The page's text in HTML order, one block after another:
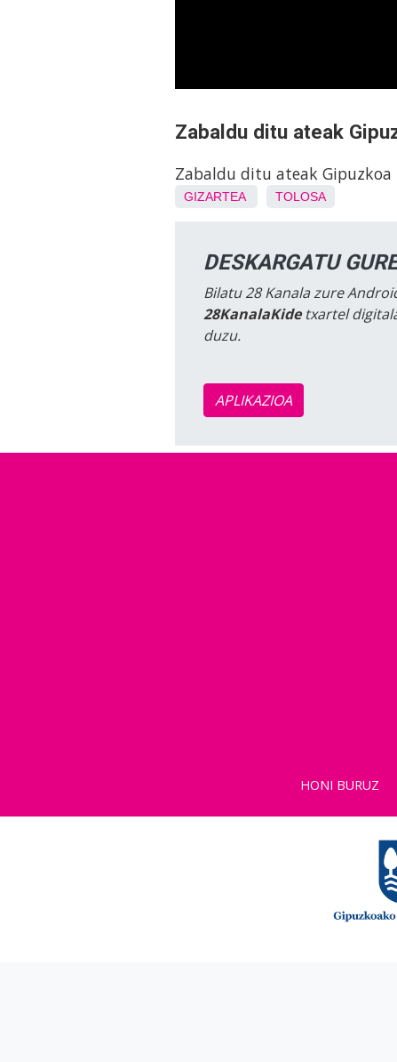
Zabaldu ditu ateak
Zabaldu ditu ateak Gipuzkoa
GIZARTEA TOLOSA
DESKARGATU
Bilatu 28 Kanala zure
28KanalaKidetxartel
duzu.
APLIKAZIOA
HONI BURUZ